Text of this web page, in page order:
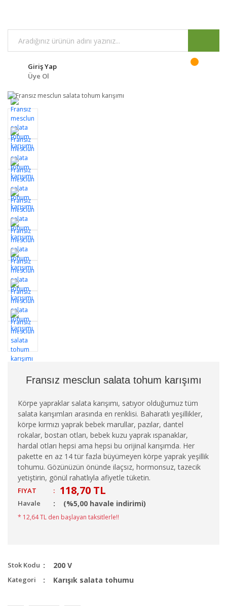
Giriş Yap
Üye Ol
Fransız mesclun salata tohum karışımı
Körpe yapraklar salata karışımı, satıyor olduğumuz tüm
salata karışımları arasında en renklisi. Baharatlı yeşillikler,
körpe kırmızı yaprak bebek marullar, pazılar, dantel
rokalar, bostan otları, bebek kuzu yaprak ıspanaklar,
hardal otları hepsi ama hepsi bu orijinal karışımda. Her
pakette en az 14 tür fazla büyümeyen körpe yaprak yeşillik
tohumu. Gözünüzün önünde ilaçsız, hormonsuz, tazecik
yetiştirin, gönül rahatlıyla afiyetle tüketin.
FIYAT : 118,70 TL
Havale (%5,00 havale indirimi)
* 12,64 TL den başlayan taksitlerle!!
Stok Kodu 200 V
Kategori Karışık salata tohumu